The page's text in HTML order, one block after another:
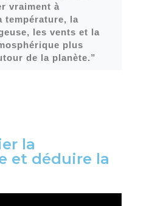
vraiment à
température, la
les vents et la
plus
de la planète.”
la
et déduire la